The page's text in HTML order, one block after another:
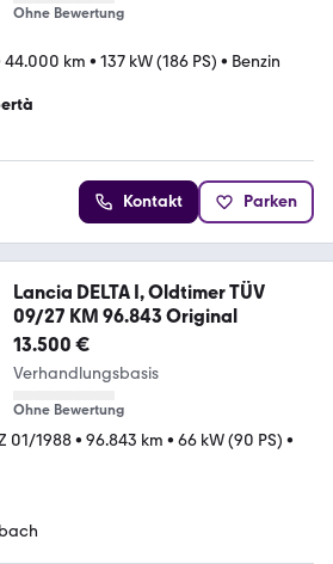
Ohne Bewertung
44.000 km • 137 kW (186 PS) • Benzin
Kontakt Parken
Lancia DELTA I, Oldtimer TÜV
09/27 KM 96.843 Original
13.500 €
Verhandlungsbasis
Ohne Bewertung
01/1988• 96.843 km • 66 kW (90 PS) •